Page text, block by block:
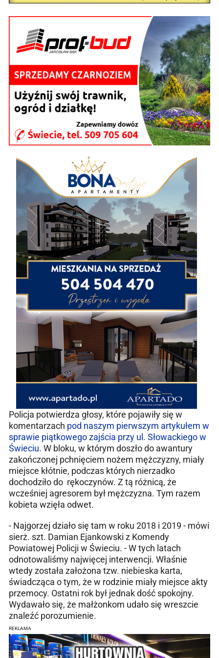
Policja potwierdza głosy, które pojawiły się w
komentarzach pod naszym pierwszym artykułem w
sprawie piątkowego zajścia przy ul. Słowackiego w
Świeciu. W bloku, w którym doszło do awantury
zakończonej pchnięciem nożem mężczyzny, miały
miejsce kłótnie, podczas których nierzadko
dochodziło do rękoczynów. Z tą różnicą, że
wcześniej agresorem był mężczyzna. Tym razem
kobieta wzięła odwet.
- Najgorzej działo się tam w roku 2018 i 2019 - mówi
sierż. szt. Damian Ejankowski z Komendy
Powiatowej Policji w Świeciu. - W tych latach
odnotowaliśmy najwięcej interwencji. Właśnie
wtedy została założona tzw. niebieska karta,
świadcząca o tym, że w rodzinie miały miejsce akty
przemocy. Ostatni rok był jednak dość spokojny.
Wydawało się, że małżonkom udało się wreszcie
znaleźć porozumienie.
REKLAMA